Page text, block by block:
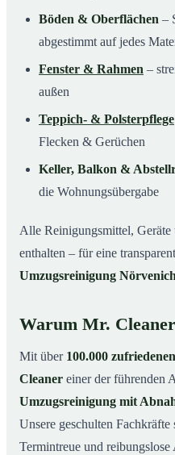
Böden & Oberflächen –
abgestimmt auf jedes
Fenster & Rahmen –
außen
Teppich- & Polsterpflege
Flecken & Gerüchen
Keller, Balkon &
die Wohnungsübergabe
Alle Reinigungsmittel,
enthalten – für eine
Umzugsreinigung Nörvenich
Warum Mr.
Mit über 100.000
Cleaner einer der führenden
Umzugsreinigung mit
Unsere geschulten
Termintreue und